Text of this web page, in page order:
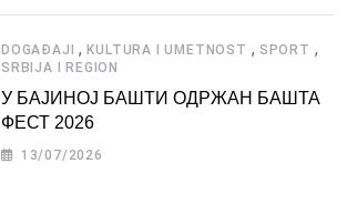
DOGAĐAJI ,KULTURA I UMETNOST , SPORT ,
SRBIJA I REGION
У БАЈИНОЈ БАШТИ ОДРЖАН БАШТА
ФЕСТ 2026
13/07/2026